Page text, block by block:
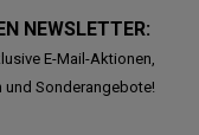
NEWSLETTER:
E-Mail-Aktionen,
und Sonderangebote!